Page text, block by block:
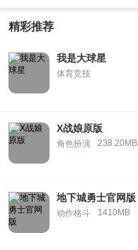
精彩推荐
我是大球星
体育竞技
X战娘原版
角色扮演 238.20MB
地下城勇士官网版
动作格斗 1410MB